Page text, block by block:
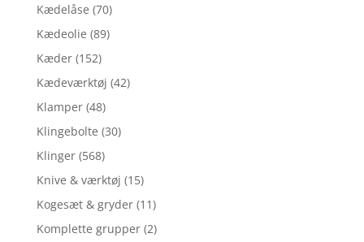
Kædelåse (70)
Kædeolie (89)
Kæder (152)
Kædeværktøj (42)
Klamper (48)
Klingebolte (30)
Klinger (568)
Knive & værktøj (15)
Kogesæt & gryder (11)
Komplette grupper (2)